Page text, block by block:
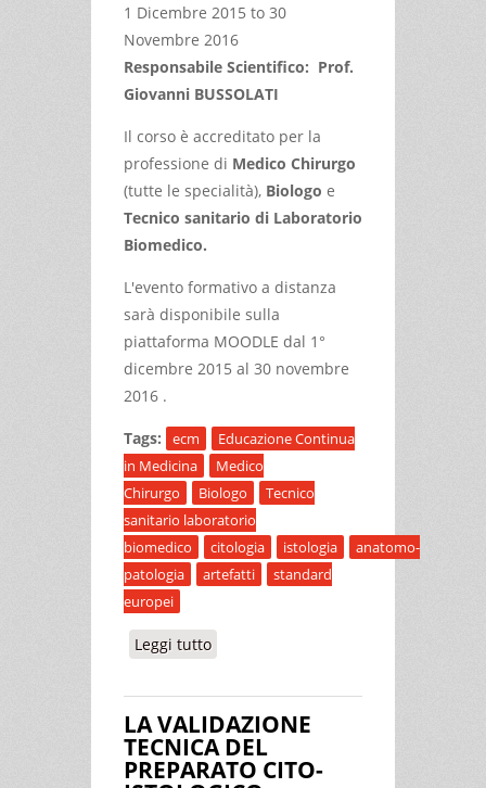
1 Dicembre 2015 to 30
Novembre 2016
Responsabile Scientifico: Prof.
Giovanni BUSSOLATI
Il corso è accreditato per la
professione di Medico Chirurgo
(tutte le specialità), Biologo e
Tecnico sanitario di Laboratorio
Biomedico.
L'evento formativo a distanza
sarà disponibile sulla
piattaforma MOODLE dal 1°
dicembre 2015 al 30 novembre
2016 .
Tags: ecm
Educazione Continua
in Medicina
Medico
Chirurgo
Biologo
Tecnico
sanitario laboratorio
biomedico
citologia istologia
anatomo-
patologia
artefatti
standard
europei
Leggi tutto
SECONDO STANDARD EUROPEI
(Formazione a distanza)
LA VALIDAZIONE
TECNICA DEL
PREPARATO CITO-